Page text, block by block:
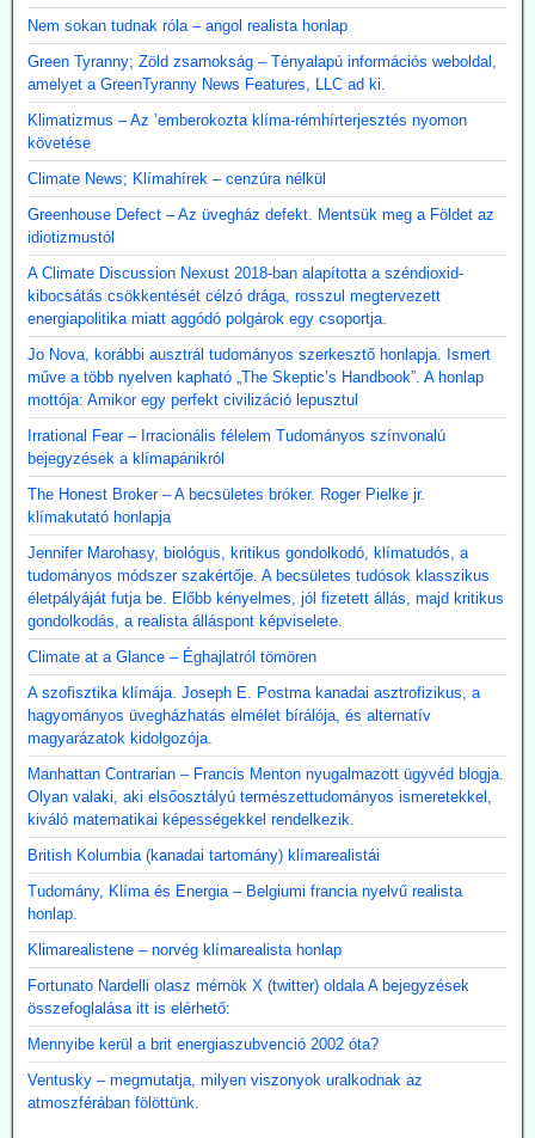
Nem sokan tudnak róla – angol realista honlap
Green Tyranny; Zöld zsarnokság – Tényalapú információs weboldal,
amelyet a GreenTyranny News Features, LLC ad ki.
Klimatizmus – Az ’emberokozta klíma-rémhírterjesztés nyomon
követése
Climate News; Klímahírek – cenzúra nélkül
Greenhouse Defect – Az üvegház defekt. Mentsük meg a Földet az
idiotizmustól
A Climate Discussion Nexust 2018-ban alapította a széndioxid-
kibocsátás csökkentését célzó drága, rosszul megtervezett
energiapolitika miatt aggódó polgárok egy csoportja.
Jo Nova, korábbi ausztrál tudományos szerkesztő honlapja. Ismert
műve a több nyelven kapható „The Skeptic’s Handbook”. A honlap
mottója: Amikor egy perfekt civilizáció lepusztul
Irrational Fear – Irracionális félelem Tudományos színvonalú
bejegyzések a klímapánikról
The Honest Broker – A becsületes bróker. Roger Pielke jr.
klímakutató honlapja
Jennifer Marohasy, biológus, kritikus gondolkodó, klímatudós, a
tudományos módszer szakértője. A becsületes tudósok klasszikus
életpályáját futja be. Előbb kényelmes, jól fizetett állás, majd kritikus
gondolkodás, a realista álláspont képviselete.
Climate at a Glance – Éghajlatról tömören
A szofisztika klímája. Joseph E. Postma kanadai asztrofizikus, a
hagyományos üvegházhatás elmélet bírálója, és alternatív
magyarázatok kidolgozója.
Manhattan Contrarian – Francis Menton nyugalmazott ügyvéd blogja.
Olyan valaki, aki elsőosztályú természettudományos ismeretekkel,
kiváló matematikai képességekkel rendelkezik.
British Kolumbia (kanadai tartomány) klímarealistái
Tudomány, Klíma és Energia – Belgiumi francia nyelvű realista
honlap.
Klimarealistene – norvég klímarealista honlap
Fortunato Nardelli olasz mérnök X (twitter) oldala A bejegyzések
összefoglalása itt is elérhető:
Mennyibe kerül a brit energiaszubvenció 2002 óta?
Ventusky – megmutatja, milyen viszonyok uralkodnak az
atmoszférában fölöttünk.